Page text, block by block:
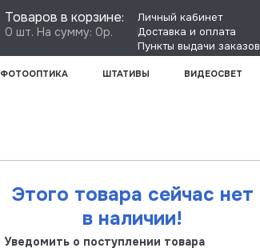
Личный кабинет
Доставка и оплата
Пункты выдачи заказов
Товаров в корзине:
0 шт. На сумму: 0р.
ФОТООПТИКА ШТАТИВЫ ВИДЕОСВЕТ
Этого товара сейчас нет
в наличии!
Уведомить о поступлении товара